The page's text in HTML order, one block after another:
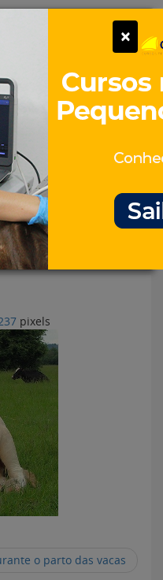
Veterinários
pixels
o parto das vacas
×